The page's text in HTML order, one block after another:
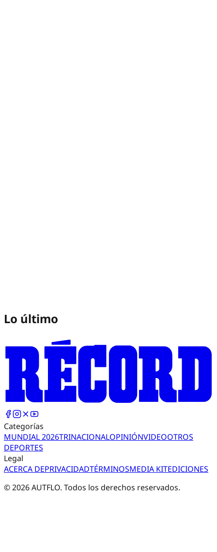
Lo último
Categorías
MUNDIAL 2026TRINACIONALOPINIÓNVIDEOOTROS
DEPORTES
Legal
ACERCA DEPRIVACIDADTÉRMINOSMEDIA KITEDICIONES
©2026AUTFLO. Todos los derechos reservados.